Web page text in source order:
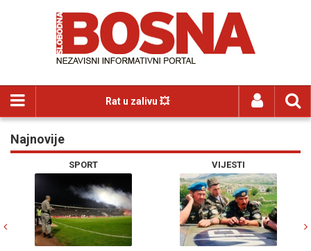
Rat u zalivu 💥
Najnovije
SPORT VIJESTI